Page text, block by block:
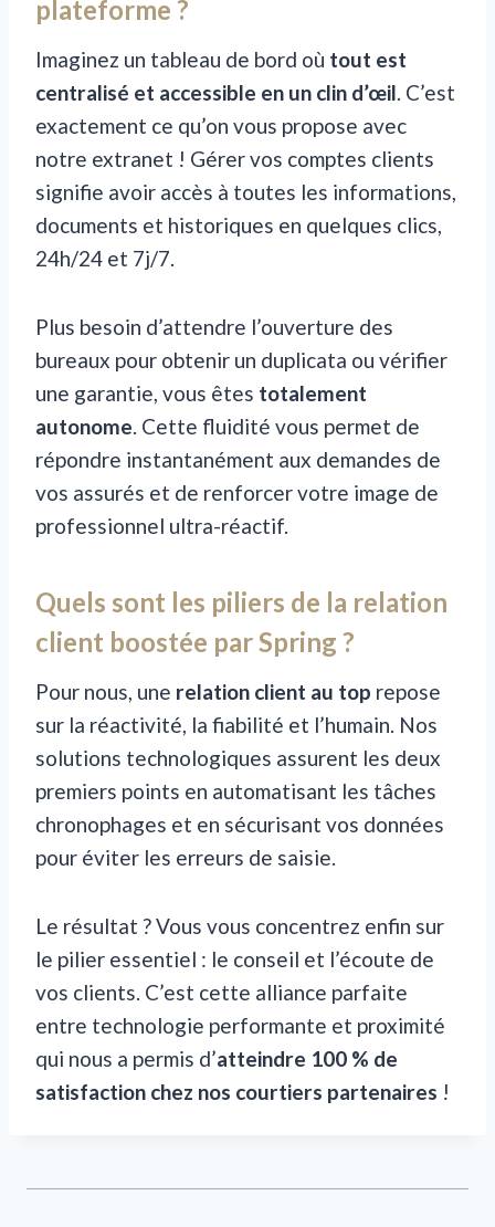
plateforme ?
Imaginez un tableau de bord où tout est
centralisé et accessible en un clin d’œil. C’est
exactement ce qu’on vous propose avec
notre extranet ! Gérer vos comptes clients
signifie avoir accès à toutes les informations,
documents et historiques en quelques clics,
24h/24 et 7j/7.
Plus besoin d’attendre l’ouverture des
bureaux pour obtenir un duplicata ou vérifier
une garantie, vous êtes totalement
autonome. Cette fluidité vous permet de
répondre instantanément aux demandes de
vos assurés et de renforcer votre image de
professionnel ultra-réactif.
Quels sont les piliers de la relation
client boostée par Spring ?
Pour nous, une relation client au top repose
sur la réactivité, la fiabilité et l’humain. Nos
solutions technologiques assurent les deux
premiers points en automatisant les tâches
chronophages et en sécurisant vos données
pour éviter les erreurs de saisie.
Le résultat ? Vous vous concentrez enfin sur
le pilier essentiel : le conseil et l’écoute de
vos clients. C’est cette alliance parfaite
entre technologie performante et proximité
qui nous a permis d’atteindre 100 % de
satisfaction chez nos courtiers partenaires !